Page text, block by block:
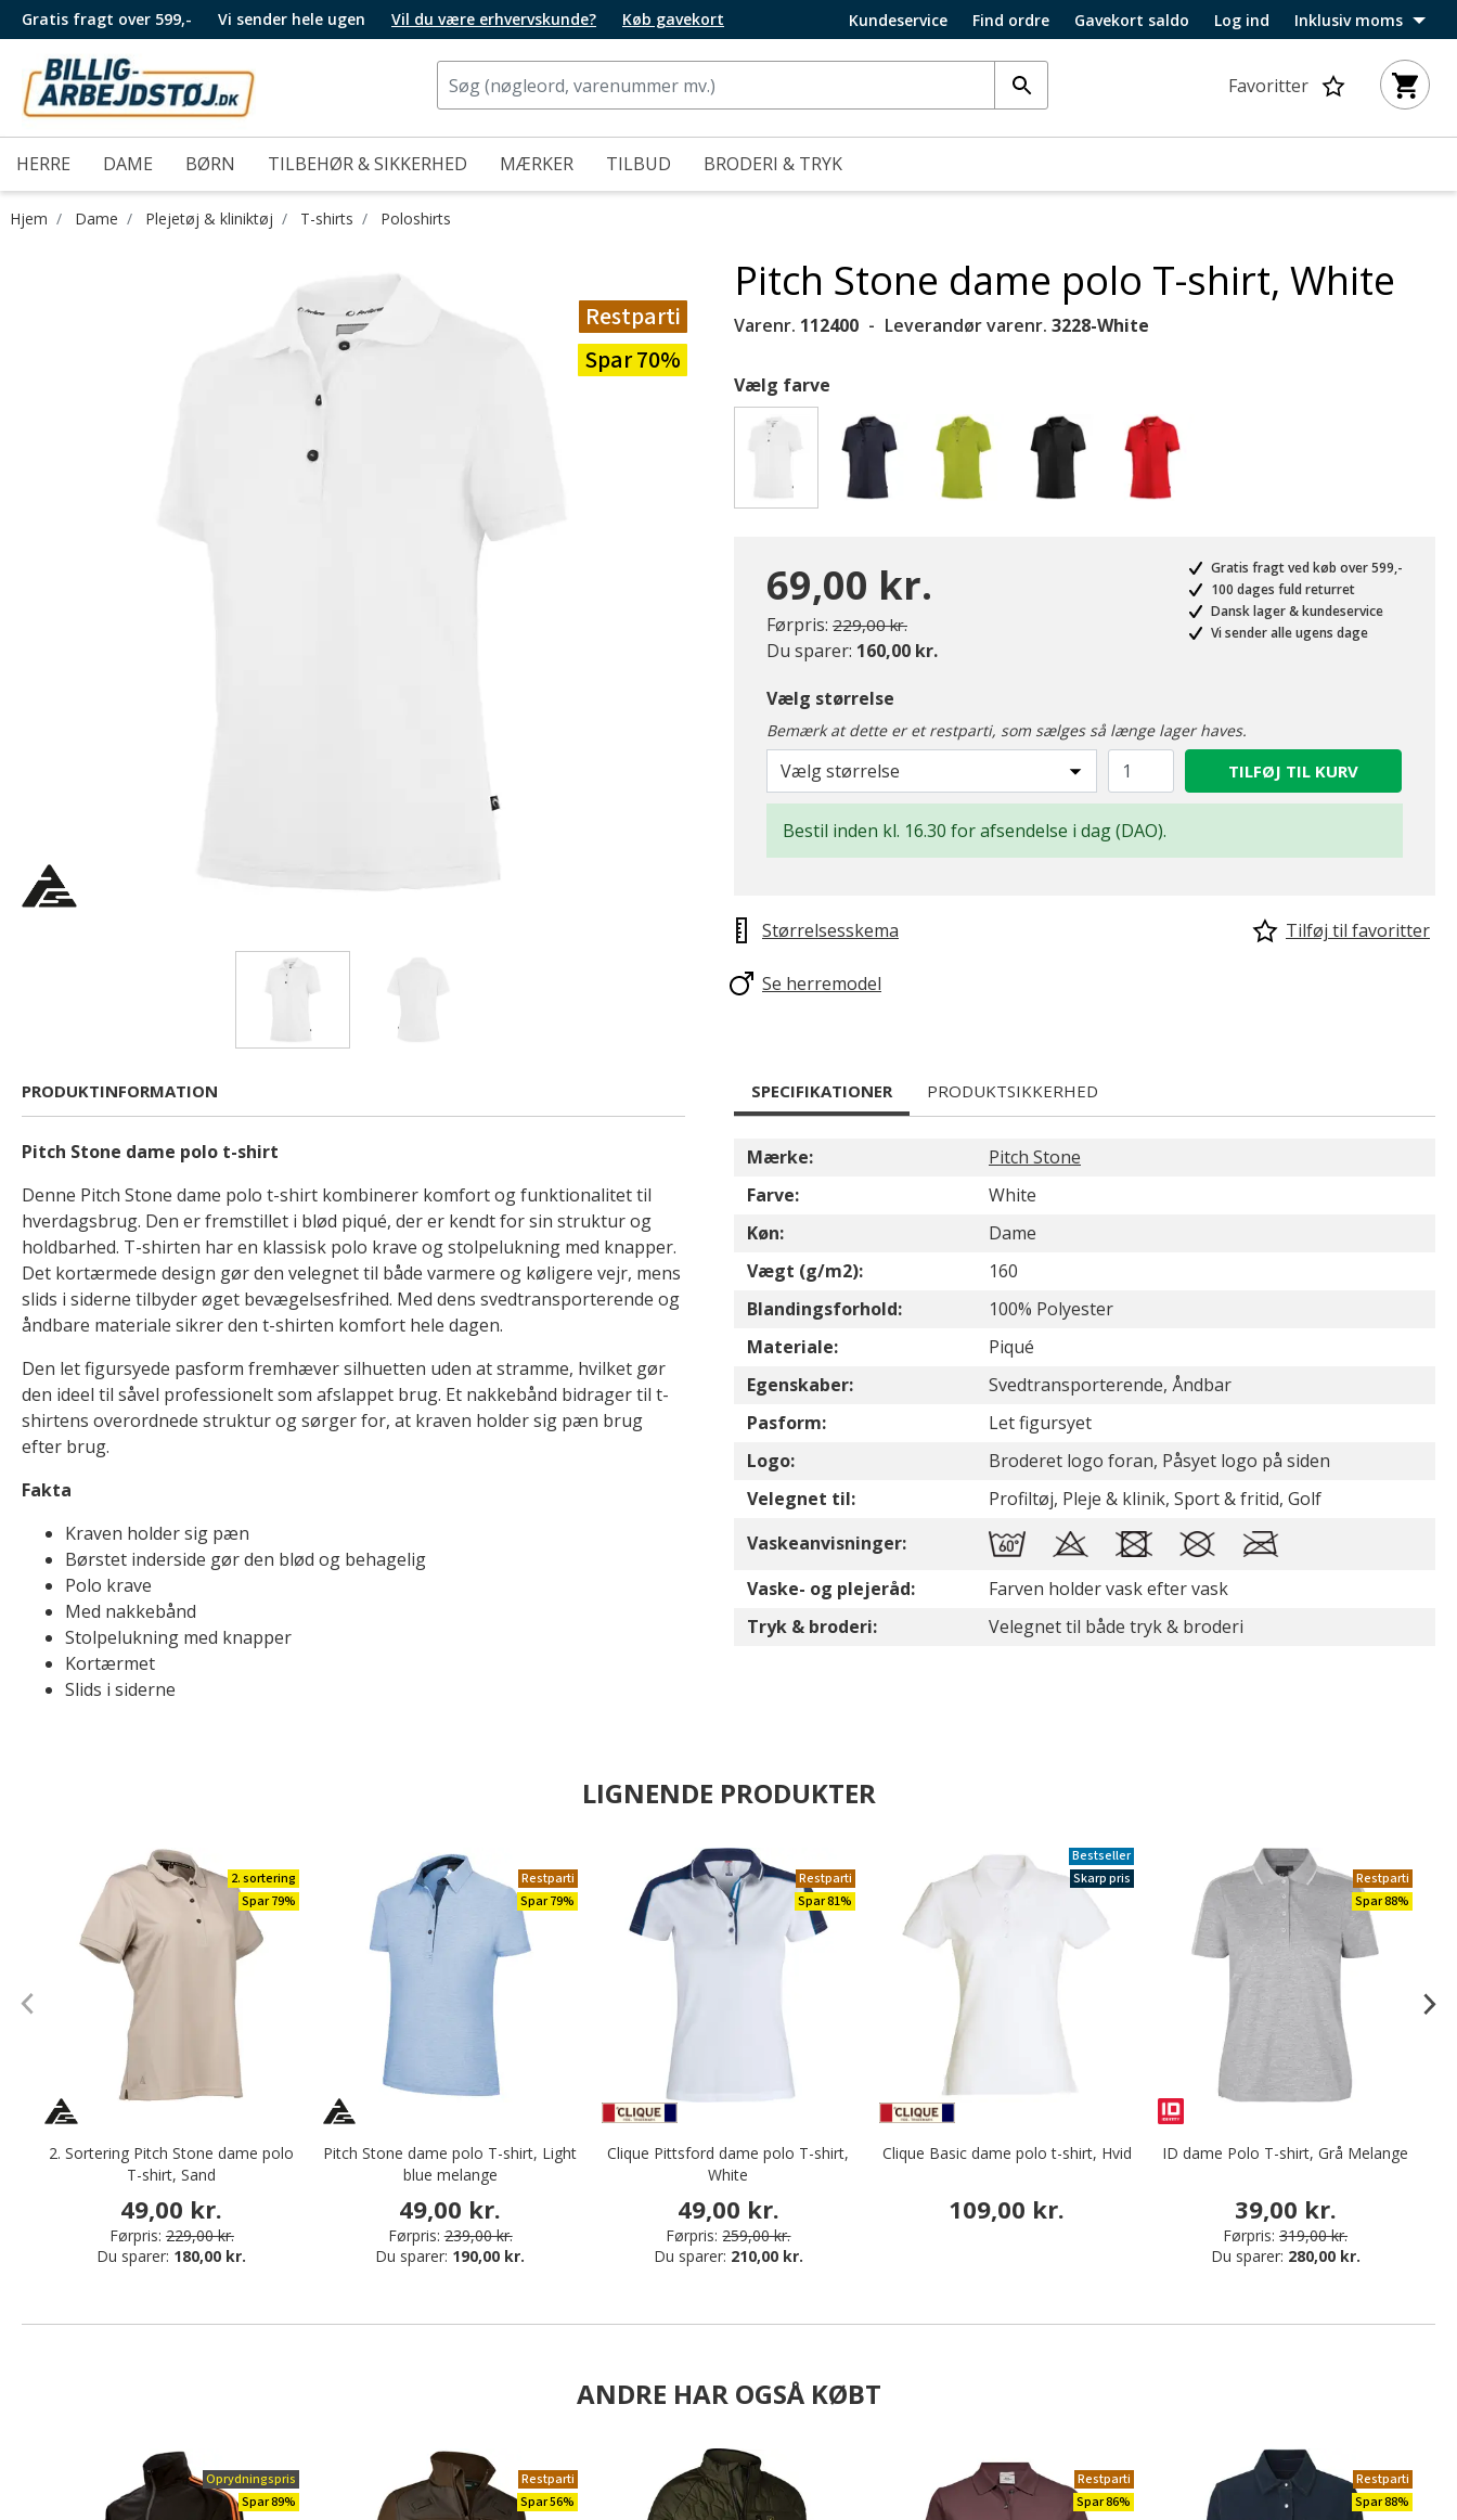
Gratis fragt over 599,- Vi sender hele ugen Vil du være erhvervskunde? Køb gavekort Kundeservice Find ordre Gavekort saldo Log ind Inklusiv moms
Favoritter
HERRE DAME BØRN TILBEHØR & SIKKERHED MÆRKER TILBUD BRODERI & TRYK
Hjem Dame Plejetøj & kliniktøj T-shirts Poloshirts
Restparti
Spar 70%
Pitch Stone dame polo T-shirt, White
Varenr. 112400 Leverandør varenr. 3228-White
Vælg farve
69,00 kr.
Førpris: Pris nedsat fra
229,00 kr.til
Du sparer: 160,00 kr.
Gratis fragt ved køb over 599,-
100 dages fuld returret
Dansk lager & kundeservice
Vi sender alle ugens dage
Vælg størrelse
Bemærk at dette er et restparti, som sælges så længe lager haves.
Vælg størrelse TILFØJ TIL KURV
Bestil inden kl. 16.30 for afsendelse i dag (DAO).
Størrelsesskema Tilføj til favoritter
Se herremodel
PRODUKTINFORMATION
Pitch Stone dame polo t-shirt
Denne Pitch Stone dame polo t-shirt kombinerer komfort og funktionalitet til
hverdagsbrug. Den er fremstillet i blød piqué, der er kendt for sin struktur og
holdbarhed. T-shirten har en klassisk polo krave og stolpelukning med knapper.
Det kortærmede design gør den velegnet til både varmere og køligere vejr, mens
slids i siderne tilbyder øget bevægelsesfrihed. Med dens svedtransporterende og
åndbare materiale sikrer den t-shirten komfort hele dagen.
Den let figursyede pasform fremhæver silhuetten uden at stramme, hvilket gør
den ideel til såvel professionelt som afslappet brug. Et nakkebånd bidrager til t-
shirtens overordnede struktur og sørger for, at kraven holder sig pæn brug
efter brug.
Fakta
Kraven holder sig pæn
Børstet inderside gør den blød og behagelig
Polo krave
Med nakkebånd
Stolpelukning med knapper
Kortærmet
Slids i siderne
SPECIFIKATIONER PRODUKTSIKKERHED
Mærke:
Pitch Stone
Farve:
White
Køn:
Dame
Vægt (g/m2):
160
Blandingsforhold:
100% Polyester
Materiale:
Piqué
Egenskaber:
Svedtransporterende, Åndbar
Pasform:
Let figursyet
Logo:
Broderet logo foran, Påsyet logo på siden
Velegnet til:
Profiltøj, Pleje & klinik, Sport & fritid, Golf
Vaskeanvisninger:
Vaske- og plejeråd:
Farven holder vask efter vask
Tryk & broderi:
Velegnet til både tryk & broderi
LIGNENDE PRODUKTER
2. sortering
Spar 79%
2. Sortering Pitch Stone dame polo
T-shirt, Sand
49,00 kr.
Førpris: 229,00 kr.
Du sparer: 180,00 kr.
Restparti
Spar 79%
Pitch Stone dame polo T-shirt, Light
blue melange
49,00 kr.
Førpris: 239,00 kr.
Du sparer: 190,00 kr.
Restparti
Spar 81%
Clique Pittsford dame polo T-shirt,
White
49,00 kr.
Førpris: 259,00 kr.
Du sparer: 210,00 kr.
Bestseller
Skarp pris
Clique Basic dame polo t-shirt, Hvid
109,00 kr.
Restparti
Spar 88%
ID dame Polo T-shirt, Grå Melange
39,00 kr.
Førpris: 319,00 kr.
Du sparer: 280,00 kr.
ANDRE HAR OGSÅ KØBT
Oprydningspris
Spar 89%
Restparti
Spar 56%
Restparti
Spar 86%
Restparti
Spar 88%